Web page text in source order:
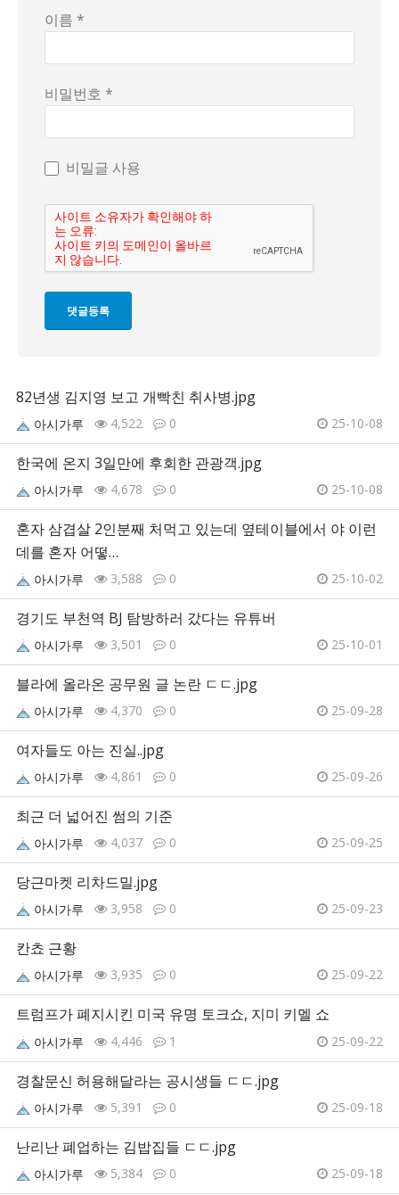
이름 *
비밀번호 *
비밀글 사용
82년생 김지영 보고 개빡친 취사병.jpg
아시가루 4,522 0 25-10-08
한국에 온지 3일만에 후회한 관광객.jpg
아시가루 4,678 0 25-10-08
혼자 삼겹살 2인분째 처먹고 있는데 옆테이블에서 야 이런
데를 혼자 어떻…
아시가루 3,588 0 25-10-02
경기도 부천역 BJ 탐방하러 갔다는 유튜버
아시가루 3,501 0 25-10-01
블라에 올라온 공무원 글 논란 ㄷㄷ.jpg
아시가루 4,370 0 25-09-28
여자들도 아는 진실..jpg
아시가루 4,861 0 25-09-26
최근 더 넓어진 썸의 기준
아시가루 4,037 0 25-09-25
당근마켓 리차드밀.jpg
아시가루 3,958 0 25-09-23
칸쵸 근황
아시가루 3,935 0 25-09-22
트럼프가 폐지시킨 미국 유명 토크쇼, 지미 키멜 쇼
아시가루 4,446 1 25-09-22
경찰문신 허용해달라는 공시생들 ㄷㄷ.jpg
아시가루 5,391 0 25-09-18
난리난 폐업하는 김밥집들 ㄷㄷ.jpg
아시가루 5,384 0 25-09-18